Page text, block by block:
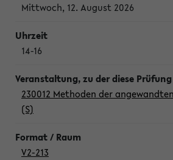
Mittwoch, 12. August 2026
14-16
230012 Methoden der
(S)
V2-213